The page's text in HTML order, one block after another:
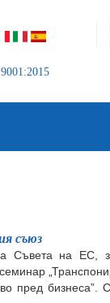
съюз
Съвета на ЕС,
пред бизнеса”.